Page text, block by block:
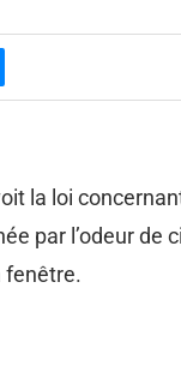
la loi
par l’odeur
fenêtre.